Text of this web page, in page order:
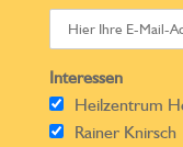
Interessen
Heilzentrum
Rainer Knirsch